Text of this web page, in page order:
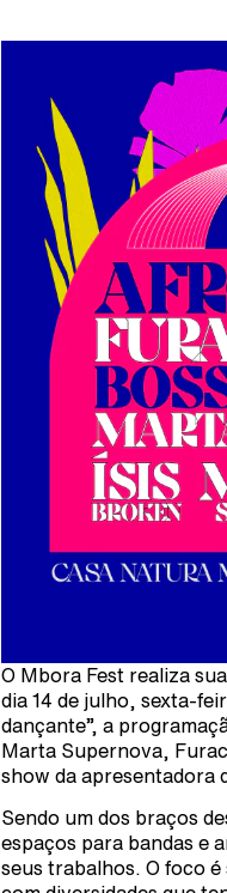
O Mbora Fest realiza
dia 14 de julho, sexta-
dançante”, a
Marta Supernova,
show da apresentadora
Sendo um dos braços
espaços para bandas e
seus trabalhos. O foco